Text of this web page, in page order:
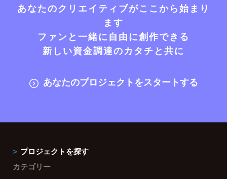
あなたのクリエイティブがここから始まり
ます
ファンと一緒に自由に創作できる
新しい資金調達のカタチと共に
あなたのプロジェクトをスタートする
プロジェクトを探す
カテゴリー